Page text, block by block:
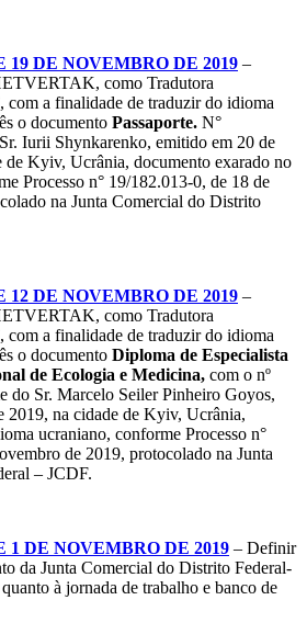
19 DE NOVEMBRO DE 2019 –
como Tradutora
com a finalidade de traduzir do idioma
o documento Passaporte. N°
Iurii Shynkarenko, emitido em 20 de
de Kyiv, Ucrânia, documento exarado no
Processo n° 19/182.013-0, de 18 de
na Junta Comercial do Distrito
12 DE NOVEMBRO DE 2019 –
como Tradutora
com a finalidade de traduzir do idioma
o documento Diploma de Especialista
de Ecologia e Medicina, com o nº
do Sr. Marcelo Seiler Pinheiro Goyos,
2019, na cidade de Kyiv, Ucrânia,
ucraniano, conforme Processo n°
de 2019, protocolado na Junta
– JCDF.
1 DE NOVEMBRO DE 2019 – Definir
da Junta Comercial do Distrito Federal-
à jornada de trabalho e banco de